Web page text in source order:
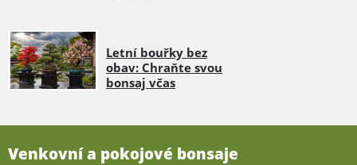
Letní bouřky bez
obav: Chraňte svou
bonsaj včas
Venkovní a pokojové bonsaje